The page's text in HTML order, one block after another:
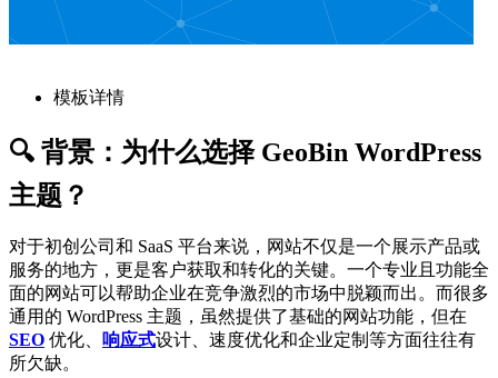
模板详情
🔍 背景：为什么选择 GeoBin WordPress
主题？
对于初创公司和 SaaS 平台来说，网站不仅是一个展示产品或
服务的地方，更是客户获取和转化的关键。一个专业且功能全
面的网站可以帮助企业在竞争激烈的市场中脱颖而出。而很多
通用的 WordPress 主题，虽然提供了基础的网站功能，但在
SEO 优化、 响应式设计、速度优化和企业定制等方面往往有
所欠缺。